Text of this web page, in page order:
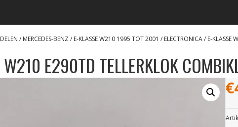
/ MERCEDES-BENZ/ E-KLASSE W210 1995 TOT 2001 / ELECTRONICA/ E-KLASSE
W210 E290TD TELLERKLOK
€